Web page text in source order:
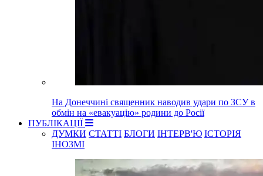
На Донеччині священник наводив удари по ЗСУ в
обмін на «евакуацію» родини до Росії
ПУБЛІКАЦІЇ
ДУМКИ СТАТТІ БЛОГИ ІНТЕРВ'Ю ІСТОРІЯ
ІНОЗМІ